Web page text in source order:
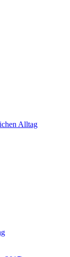
Alltag